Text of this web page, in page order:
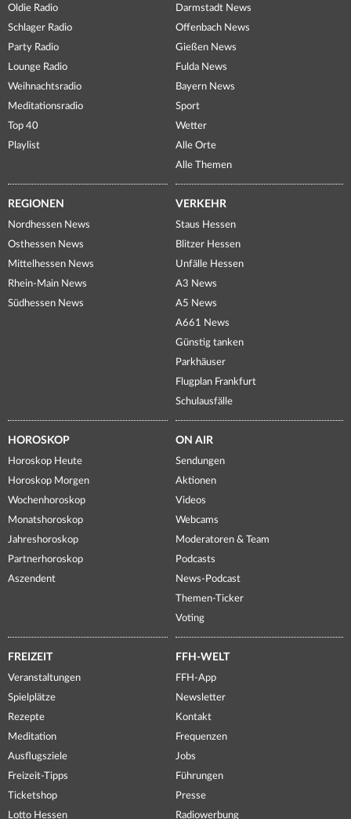
Oldie Radio
Schlager Radio
Party Radio
Lounge Radio
Weihnachtsradio
Meditationsradio
Top 40
Playlist
Darmstadt News
Offenbach News
Gießen News
Fulda News
Bayern News
Sport
Wetter
Alle Orte
Alle Themen
REGIONEN
Nordhessen News
Osthessen News
Mittelhessen News
Rhein-Main News
Südhessen News
VERKEHR
Staus Hessen
Blitzer Hessen
Unfälle Hessen
A3 News
A5 News
A661 News
Günstig tanken
Parkhäuser
Flugplan Frankfurt
Schulausfälle
HOROSKOP
Horoskop Heute
Horoskop Morgen
Wochenhoroskop
Monatshoroskop
Jahreshoroskop
Partnerhoroskop
Aszendent
ON AIR
Sendungen
Aktionen
Videos
Webcams
Moderatoren & Team
Podcasts
News-Podcast
Themen-Ticker
Voting
FREIZEIT
Veranstaltungen
Spielplätze
Rezepte
Meditation
Ausflugsziele
Freizeit-Tipps
Ticketshop
Lotto Hessen
FFH-WELT
FFH-App
Newsletter
Kontakt
Frequenzen
Jobs
Führungen
Presse
Radiowerbung